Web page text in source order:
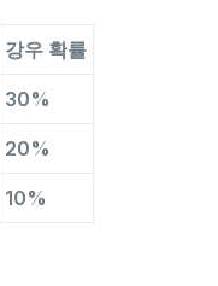
강우 확률
30%
20%
10%